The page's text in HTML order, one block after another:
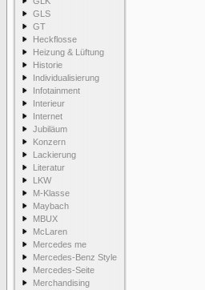
GLS
GT
Heckflosse
Heizung & Lüftung
Historie
Individualisierung
Infotainment
Interieur
Internet
Jubiläum
Konzern
Lackierung
Literatur
LKW
M-Klasse
Maybach
MBUX
McLaren
Mercedes me
Mercedes-Benz Style
Mercedes-Seite
Merchandising